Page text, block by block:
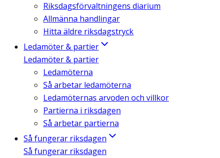
Riksdagsförvaltningens diarium
Allmänna handlingar
Hitta äldre riksdagstryck
Ledamöter & partier
Ledamöter & partier
Ledamöterna
Så arbetar ledamöterna
Ledamöternas arvoden och villkor
Partierna i riksdagen
Så arbetar partierna
Så fungerar riksdagen
Så fungerar riksdagen